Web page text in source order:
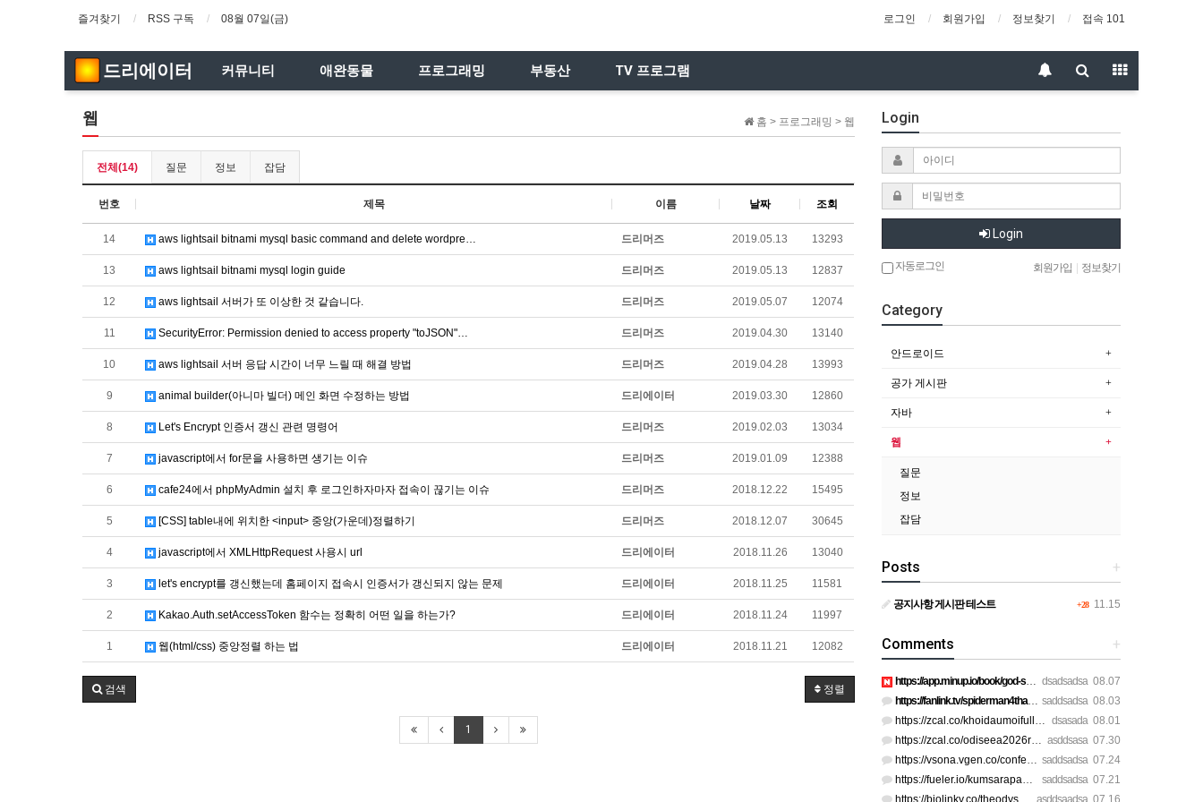
즐겨찾기 RSS 구독 08월 07일(금) 로그인 회원가입 정보찾기 접속 101
드리에이터 커뮤니티 애완동물 프로그래밍 부동산 TV 프로그램
홈 > 프로그래밍 > 웹
웹
전체(14) 질문 정보 잡담
번호 제목 이름 날짜 조회
14 aws lightsail bitnami mysql basic command and delete wordpre… 드리머즈 2019.05.13 13293
13 aws lightsail bitnami mysql login guide 드리머즈 2019.05.13 12837
12 aws lightsail 서버가 또 이상한 것 같습니다. 드리머즈 2019.05.07 12074
11 SecurityError: Permission denied to access property "toJSON"… 드리머즈 2019.04.30 13140
10 aws lightsail 서버 응답 시간이 너무 느릴 때 해결 방법 드리머즈 2019.04.28 13993
9 animal builder(아니마 빌더) 메인 화면 수정하는 방법 드리에이터 2019.03.30 12860
8 Let's Encrypt 인증서 갱신 관련 명령어 드리머즈 2019.02.03 13034
7 javascript에서 for문을 사용하면 생기는 이슈 드리머즈 2019.01.09 12388
6 cafe24에서 phpMyAdmin 설치 후 로그인하자마자 접속이 끊기는 이슈 드리머즈 2018.12.22 15495
5 [CSS] table내에 위치한 <input> 중앙(가운데)정렬하기 드리머즈 2018.12.07 30645
4 javascript에서 XMLHttpRequest 사용시 url 드리에이터 2018.11.26 13040
3 let's encrypt를 갱신했는데 홈페이지 접속시 인증서가 갱신되지 않는 문제 드리에이터 2018.11.25 11581
2 Kakao.Auth.setAccessToken 함수는 정확히 어떤 일을 하는가? 드리에이터 2018.11.24 11997
1 웹(html/css) 중앙정렬 하는 법 드리에이터 2018.11.21 12082
정렬
검색
1
Login
Login
자동로그인 회원가입 정보찾기
Category
안드로이드
공가 게시판
자바
웹
질문
정보
잡담
+
Posts
+28 11.15
공지사항 게시판 테스트
+
Comments
dsadsadsa 08.07
https://app.minup.io/book/god-skin-fullthaihd https://app.mi…
saddsadsa 08.03
https://fanlink.tv/spiderman4thaifhdq https://fanlink.tv/spi…
dsasada 08.01
https://zcal.co/khoidaumoifullau https://zcal.co/spiderman4p…
asddsasa 07.30
https://zcal.co/odiseea2026romana https://zcal.co/odiseeavez…
saddsadsa 07.24
https://vsona.vgen.co/confessionsofashamanfhdthai https://de…
saddsadsa 07.21
https://fueler.io/kumsarapapkhongfhdq https://fueler.io/kums…
asddsaadsa 07.16
https://biolinky.co/theodysseyfhdthai https://biolinky.co/th…